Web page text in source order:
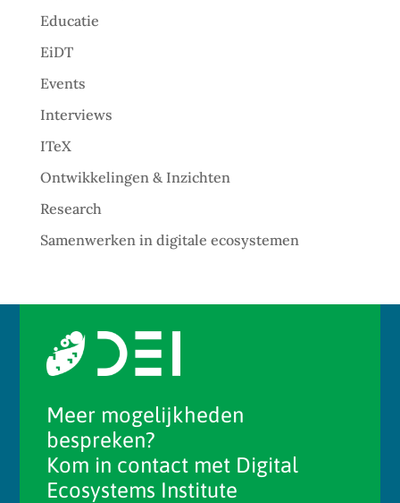
Educatie
EiDT
Events
Interviews
ITeX
Ontwikkelingen & Inzichten
Research
Samenwerken in digitale ecosystemen
Meer mogelijkheden
bespreken?
Kom in contact met Digital
Ecosystems Institute